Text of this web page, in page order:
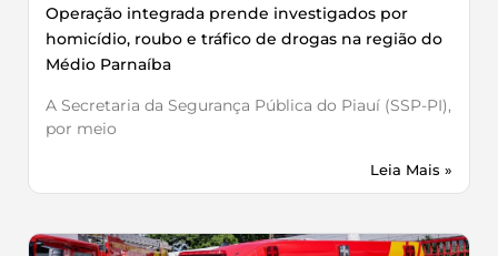
Operação integrada prende investigados por
homicídio, roubo e tráfico de drogas na região do
Médio Parnaíba
A Secretaria da Segurança Pública do Piauí (SSP-PI),
por meio
Leia Mais »